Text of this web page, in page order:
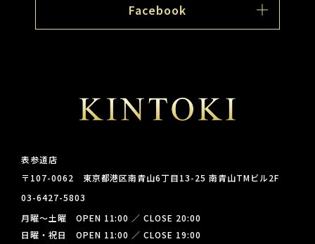
Facebook
表参道店
〒107-0062 東京都港区南青山6丁目13-25 南青山TMビル2F
03-6427-5803
月曜～土曜 OPEN 11:00 ／ CLOSE 20:00
日曜・祝日 OPEN 11:00 ／ CLOSE 19:00